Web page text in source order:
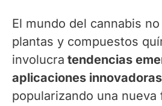
El mundo del cannabis
plantas y compuestos
involucra tendencias
aplicaciones innovadoras
popularizando una nueva